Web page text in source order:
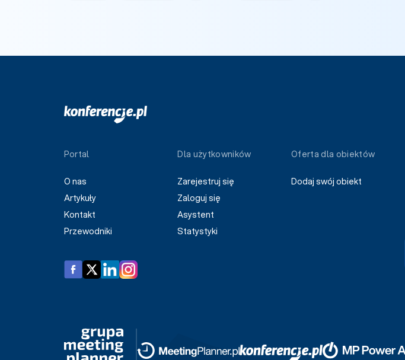
Portal
O nas
Artykuły
Kontakt
Przewodniki
Dla użytkowników
Zarejestruj się
Zaloguj się
Asystent
Statystyki
Oferta dla obiektów
Dodaj swój obiekt